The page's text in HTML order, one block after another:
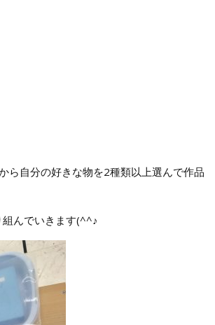
ら自分の好きな物を2種類以上選んで作品
んでいきます(^^♪